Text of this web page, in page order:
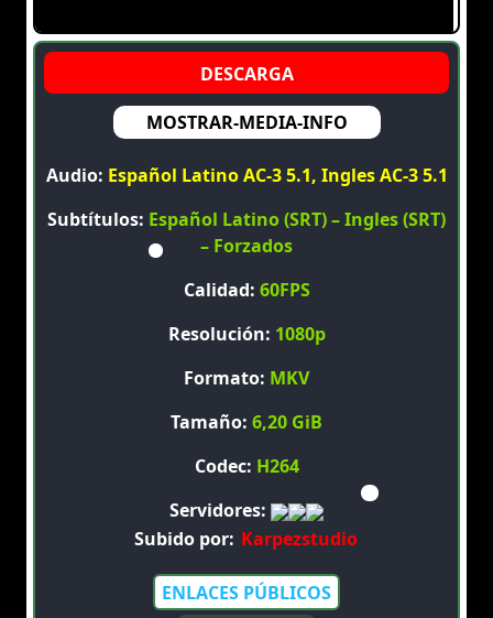
MOSTRAR-MEDIA-INFO
Audio: Español Latino AC-3 5.1, Ingles AC-3 5.1
Subtítulos: Español Latino (SRT) – Ingles (SRT)
– Forzados
Calidad: 60FPS
Resolución: 1080p
Formato: MKV
Tamaño: 6,20 GiB
Codec: H264
Servidores:
Subido por: Karpezstudio
ENLACES PÚBLICOS